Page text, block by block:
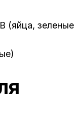
(яйца, зеленые